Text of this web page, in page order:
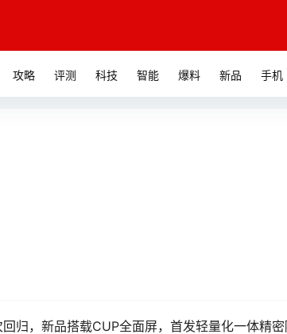
攻略 评测 科技 智能 爆料 新品 手机
归，新品搭载CUP全面屏，首发轻量化一体精